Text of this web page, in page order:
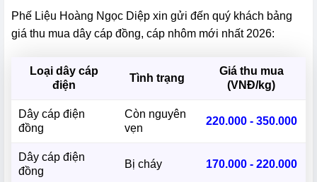
Phế Liệu Hoàng Ngọc Diệp xin gửi đến quý khách bảng
giá thu mua dây cáp đồng, cáp nhôm mới nhất 2026:
Loại dây cáp
điện
Tình trạng
Giá thu mua
(VNĐ/kg)
Dây cáp điện
đồng
Còn nguyên
vẹn
220.000 - 350.000
Dây cáp điện
đồng
Bị cháy 170.000 - 220.000